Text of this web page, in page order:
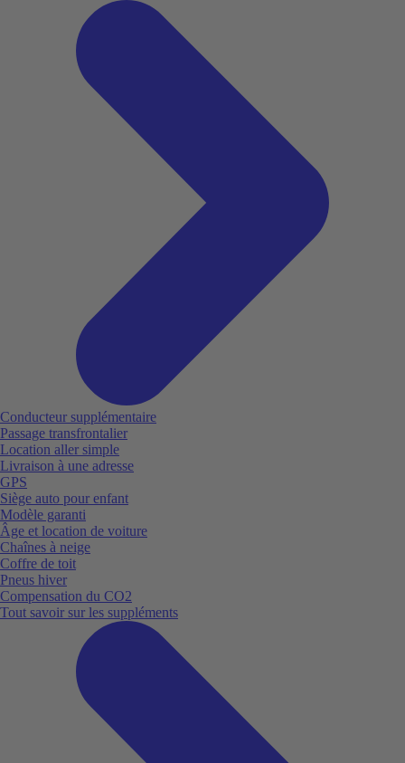
Conducteur supplémentaire
Passage transfrontalier
Location aller simple
Livraison à une adresse
GPS
Siège auto pour enfant
Modèle garanti
Âge et location de voiture
Chaînes à neige
Coffre de toit
Pneus hiver
Compensation du CO2
Tout savoir sur les suppléments